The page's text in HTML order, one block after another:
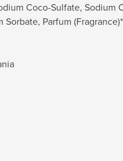
Coco-Sulfate, Sodium
Parfum